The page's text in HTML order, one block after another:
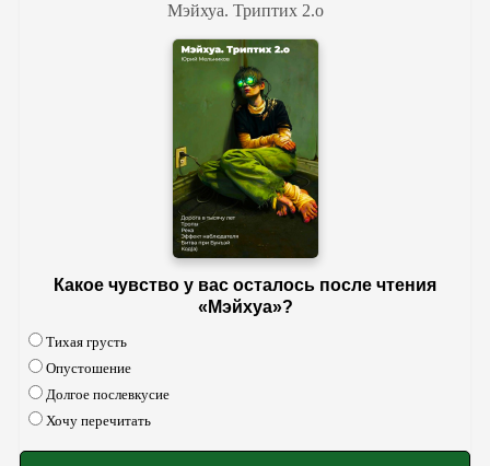
Мэйхуа. Триптих 2.o
Какое чувство у вас осталось после чтения
«Мэйхуа»?
Тихая грусть
Опустошение
Долгое послевкусие
Хочу перечитать